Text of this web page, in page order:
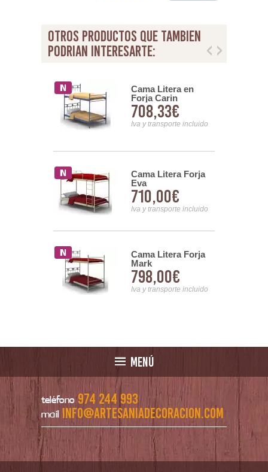
otros productos que tambien
podrian interesarte:
Cama Litera en
Forja Carin
708,33€
Iva y transporte incluido
Cama Litera Forja
Eva
710,00€
Iva y transporte incluido
Cama Litera Forja
Mark
798,00€
Iva y transporte incluido
MENÚ
teléfono 974 244 993
mail info@artesaniadecoracion.com